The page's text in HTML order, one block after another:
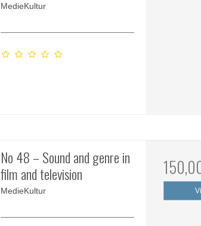
MedieKultur
No 48 – Sound and genre in
film and television
MedieKultur